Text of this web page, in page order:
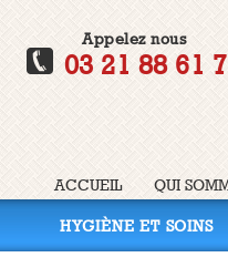
Appelez nous
03 21 88 61
ACCUEIL QUI
HYGIÈNE ET SOINS